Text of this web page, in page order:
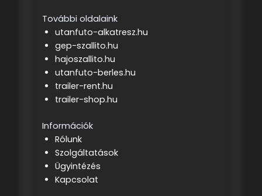
További oldalaink
utanfuto-alkatresz.hu
gep-szallito.hu
hajoszallito.hu
utanfuto-berles.hu
trailer-rent.hu
trailer-shop.hu
Információk
Rólunk
Szolgáltatások
Ügyintézés
Kapcsolat